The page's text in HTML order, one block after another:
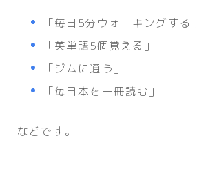
「毎日5分ウォーキングする」
「英単語5個覚える」
「ジムに通う」
「毎日本を一冊読む」
などです。